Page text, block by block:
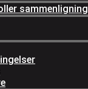
sammenligning